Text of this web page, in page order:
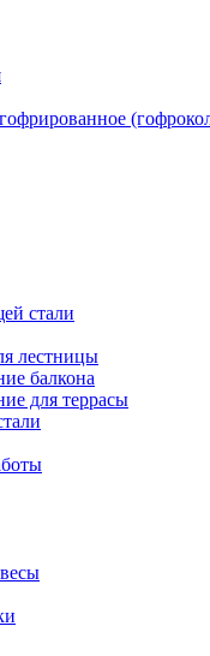
стали
лестницы
балкона
для террасы